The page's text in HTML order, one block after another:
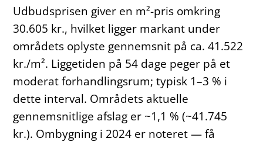
Udbudsprisen giver en m²-pris omkring
30.605 kr., hvilket ligger markant under
områdets oplyste gennemsnit på ca. 41.522
kr./m². Liggetiden på 54 dage peger på et
moderat forhandlingsrum; typisk 1–3 % i
dette interval. Områdets aktuelle
gennemsnitlige afslag er ~1,1 % (~41.745
kr.). Ombygning i 2024 er noteret — få